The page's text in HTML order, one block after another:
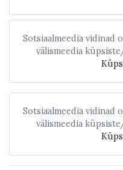
Sotsiaalmeedia vidinad
välismeedia
Sotsiaalmeedia vidinad
välismeedia